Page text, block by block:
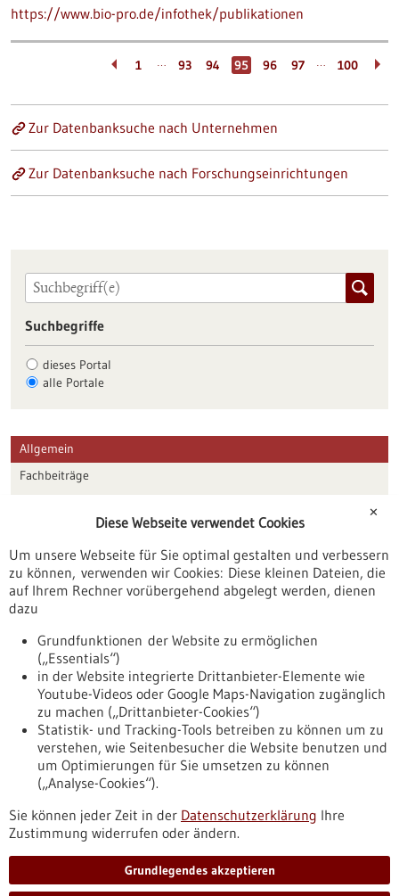
https://www.bio-pro.de/infothek/publikationen
1 … 93 94 95 96 97 … 100
Zur Datenbanksuche nach Unternehmen
Zur Datenbanksuche nach Forschungseinrichtungen
Suchbegriffe
dieses Portal
alle Portale
Allgemein
Fachbeiträge
Veranstaltungen
Erscheinungsdatum
Nach oben
Informiert bleiben
Newsletter abonnieren
✕
Diese Webseite verwendet Cookies
Um unsere Webseite für Sie optimal gestalten und verbessern
zu können, verwenden wir Cookies: Diese kleinen Dateien, die
auf Ihrem Rechner vorübergehend abgelegt werden, dienen
dazu
Grundfunktionen der Website zu ermöglichen
(„Essentials“)
in der Website integrierte Drittanbieter-Elemente wie
Youtube-Videos oder Google Maps-Navigation zugänglich
zu machen („Drittanbieter-Cookies“)
Statistik- und Tracking-Tools betreiben zu können um zu
verstehen, wie Seitenbesucher die Website benutzen und
um Optimierungen für Sie umsetzen zu können
(„Analyse-Cookies“).
Sie können jeder Zeit in der Datenschutzerklärung Ihre
Zustimmung widerrufen oder ändern.
Grundlegendes akzeptieren